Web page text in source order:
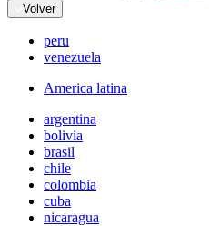
Volver
peru
venezuela
America latina
argentina
bolivia
brasil
chile
colombia
cuba
nicaragua